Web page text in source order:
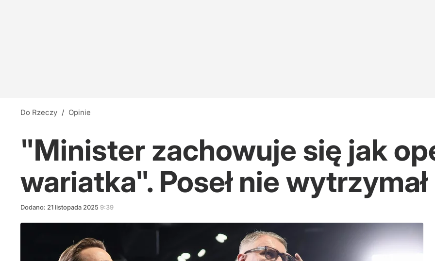
Do Rzeczy / Opinie
"Minister zachowuje się jak
wariatka". Poseł nie wytrzymał
Dodano: 21 listopada 2025 9:39